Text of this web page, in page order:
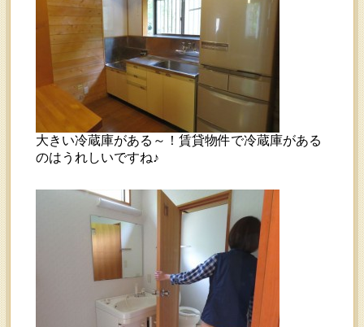
大きい冷蔵庫がある～！賃貸物件で冷蔵庫がある
のはうれしいですね♪